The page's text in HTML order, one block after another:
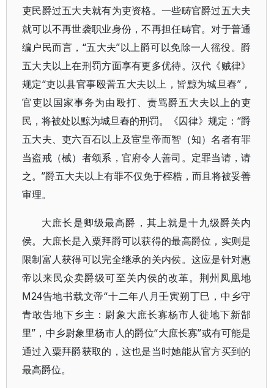
吏民爵过五大夫就有为吏资格。一些畴官爵过五大夫
就可以不再世袭职业身份，不再担任畴官。对于普通
编户民而言，“五大夫”以上爵可以免除一人徭役。爵
五大夫以上在刑罚方面享有更多优待。汉代《贼律》
规定“吏以县官事殴詈五大夫以上，皆黥为城旦舂”，
官吏以国家事务为由殴打、责骂爵五大夫以上的吏
民，将被处以黥为城旦舂的刑罚。《囚律》规定：“爵
五大夫、吏六百石以上及宦皇帝而智（知）名者有罪
当盗戒（械）者颂系，官府令人善司。定罪当请，请
之。”爵五大夫以上有罪不仅免于桎梏，而且将被妥善
审理。
大庶长是卿级最高爵，其上就是十九级爵关内
侯。大庶长是入粟拜爵可以获得的最高爵位，实则是
限制富人获得可以完全继承的关内侯。这应是针对惠
帝以来民众卖爵级可至关内侯的改革。荆州凤凰地
M24告地书载文帝“十二年八月壬寅朔丁巳，中乡守
青敢告地下乡主：尉象大庶长寡杨市人徙地下新郜
里”，中乡尉象里杨市人的爵位“大庶长寡”或有可能是
通过入粟拜爵获取的，这也是当时她能从官方买到的
最高爵位。